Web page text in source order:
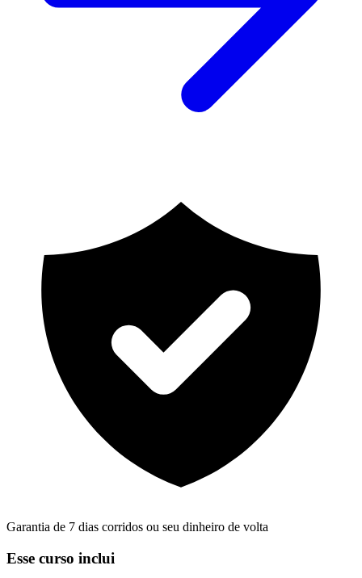
Garantia de 7 dias corridos ou seu dinheiro de volta
Esse curso inclui